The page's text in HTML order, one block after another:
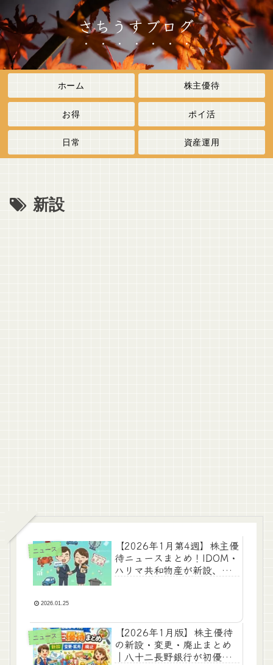
さちうすブログ
ホーム 株主優待
お得 ポイ活
日常 資産運用
新設
ニュース
【2026年1月第4週】株主優
待ニュースまとめ！IDOM・
ハリマ共和物産が新設、ム
2026.01.25
ニュース
【2026年1月版】株主優待
の新設・変更・廃止まとめ
｜八十二長野銀行が初優